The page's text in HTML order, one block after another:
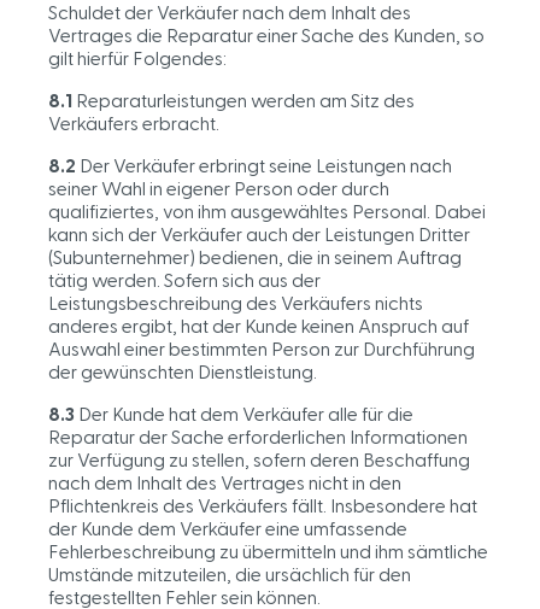
Schuldet der Verkäufer nach dem Inhalt des
Vertrages die Reparatur einer Sache des Kunden, so
gilt hierfür Folgendes:
8.1 Reparaturleistungen werden am Sitz des
Verkäufers erbracht.
8.2 Der Verkäufer erbringt seine Leistungen nach
seiner Wahl in eigener Person oder durch
qualifiziertes, von ihm ausgewähltes Personal. Dabei
kann sich der Verkäufer auch der Leistungen Dritter
(Subunternehmer) bedienen, die in seinem Auftrag
tätig werden. Sofern sich aus der
Leistungsbeschreibung des Verkäufers nichts
anderes ergibt, hat der Kunde keinen Anspruch auf
Auswahl einer bestimmten Person zur Durchführung
der gewünschten Dienstleistung.
8.3 Der Kunde hat dem Verkäufer alle für die
Reparatur der Sache erforderlichen Informationen
zur Verfügung zu stellen, sofern deren Beschaffung
nach dem Inhalt des Vertrages nicht in den
Pflichtenkreis des Verkäufers fällt. Insbesondere hat
der Kunde dem Verkäufer eine umfassende
Fehlerbeschreibung zu übermitteln und ihm sämtliche
Umstände mitzuteilen, die ursächlich für den
festgestellten Fehler sein können.